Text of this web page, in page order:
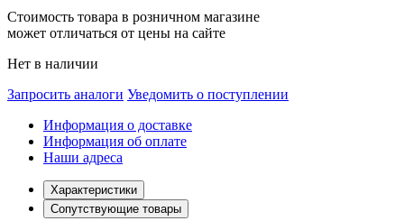
Стоимость товара в розничном магазине
может отличаться от цены на сайте
Нет в наличии
Запросить аналоги Уведомить о поступлении
Информация о доставке
Информация об оплате
Наши адреса
Характеристики
Сопутствующие товары